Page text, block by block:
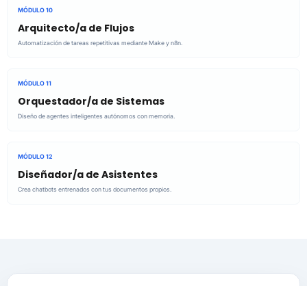
MÓDULO 10
Arquitecto/a de Flujos
Automatización de tareas repetitivas mediante Make y n8n.
MÓDULO 11
Orquestador/a de Sistemas
Diseño de agentes inteligentes autónomos con memoria.
MÓDULO 12
Diseñador/a de Asistentes
Crea chatbots entrenados con tus documentos propios.